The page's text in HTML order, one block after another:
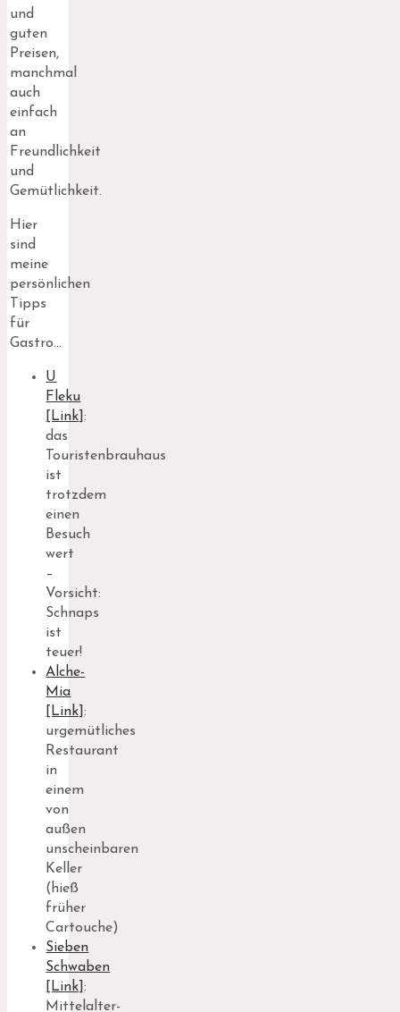
und
guten
Preisen,
manchmal
auch
einfach
an
Freundlichkeit
und
Gemütlichkeit.
Hier
sind
meine
persönlichen
Tipps
für
Gastro…
U
Fleku
[Link]:
das
Touristenbrauhaus
ist
trotzdem
einen
Besuch
wert
–
Vorsicht:
Schnaps
ist
teuer!
Alche-
Mia
[Link]:
urgemütliches
Restaurant
in
einem
von
außen
unscheinbaren
Keller
(hieß
früher
Cartouche)
Sieben
Schwaben
[Link]:
Mittelalter-